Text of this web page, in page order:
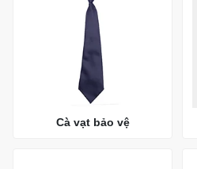
Cà vạt bảo vệ